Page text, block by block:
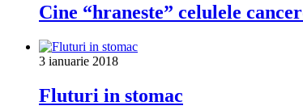
Cine “hraneste” celulele
3 ianuarie 2018
Fluturi in stomac